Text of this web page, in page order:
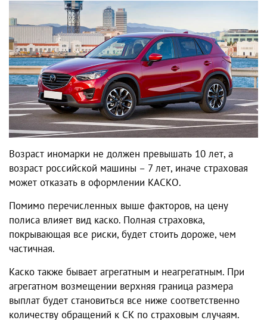
Возраст иномарки не должен превышать 10 лет, а
возраст российской машины – 7 лет, иначе страховая
может отказать в оформлении КАСКО.
Помимо перечисленных выше факторов, на цену
полиса влияет вид каско. Полная страховка,
покрывающая все риски, будет стоить дороже, чем
частичная.
Каско также бывает агрегатным и неагрегатным. При
агрегатном возмещении верхняя граница размера
выплат будет становиться все ниже соответственно
количеству обращений к СК по страховым случаям.